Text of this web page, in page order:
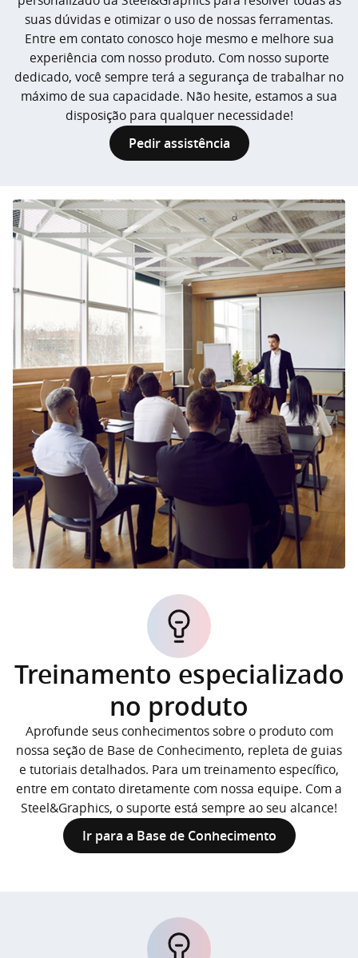
suas dúvidas e otimizar o uso de nossas ferramentas.
Entre em contato conosco hoje mesmo e melhore sua
experiência com nosso produto. Com nosso suporte
dedicado, você sempre terá a segurança de trabalhar no
máximo de sua capacidade. Não hesite, estamos a sua
disposição para qualquer necessidade!
Pedir assistência
Treinamento especializado
no produto
Aprofunde seus conhecimentos sobre o produto com
nossa seção de Base de Conhecimento, repleta de guias
e tutoriais detalhados. Para um treinamento específico,
entre em contato diretamente com nossa equipe. Com a
Steel&Graphics, o suporte está sempre ao seu alcance!
Ir para a Base de Conhecimento